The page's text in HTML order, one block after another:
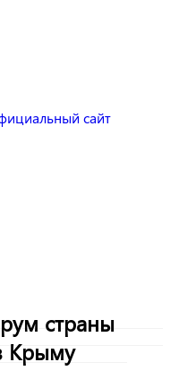
страны
Крыму